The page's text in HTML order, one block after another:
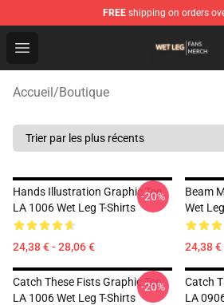
FREE shipping on orders
Open menu
Wet Leg Shop - Official Wet Leg
Accueil/Boutique
Hands Illustration Graphic Tee
LA 1006 Wet Leg T-Shirts
24,38 € - 28,06 €
-20%
Beam
Wet
24,38 €
Catch These Fists Graphic Tee
LA 1006 Wet Leg T-Shirts
-20%
Catch
LA